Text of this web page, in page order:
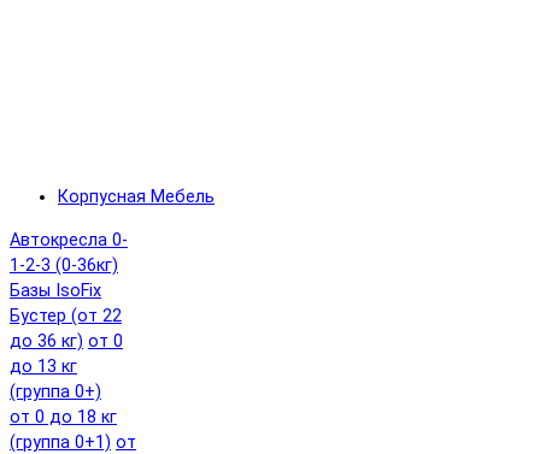
Корпусная Мебель
Автокресла 0-
1-2-3 (0-36кг)
Базы IsoFix
Бустер (от 22
до 36 кг) от 0
до 13 кг
(группа 0+)
от 0 до 18 кг
(группа 0+1) от